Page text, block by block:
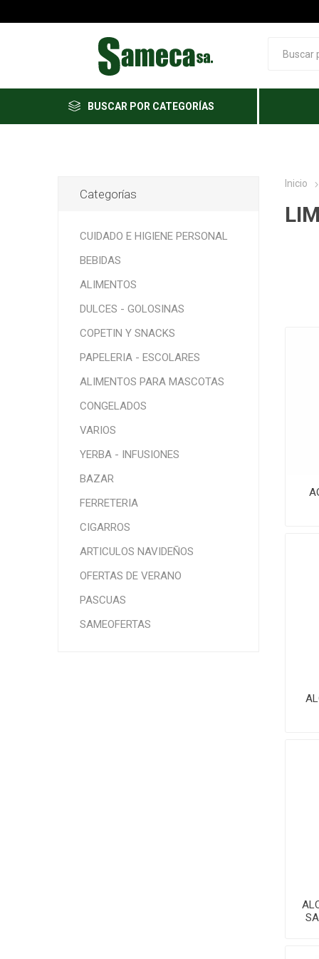
BUSCAR POR CATEGORÍAS
Inicio
Categorías
CUIDADO E HIGIENE PERSONAL
BEBIDAS
ALIMENTOS
DULCES - GOLOSINAS
COPETIN Y SNACKS
PAPELERIA - ESCOLARES
ALIMENTOS PARA MASCOTAS
CONGELADOS
VARIOS
YERBA - INFUSIONES
BAZAR
FERRETERIA
CIGARROS
ARTICULOS NAVIDEÑOS
OFERTAS DE VERANO
PASCUAS
SAMEOFERTAS